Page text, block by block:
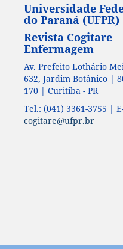
Universidade
do Paraná (UFPR)
Revista Cogitare
Enfermagem
Av. Prefeito Lothário
632, Jardim Botânico |
170 | Curitiba - PR
Tel.: (041) 3361-3755 |
cogitare@ufpr.br